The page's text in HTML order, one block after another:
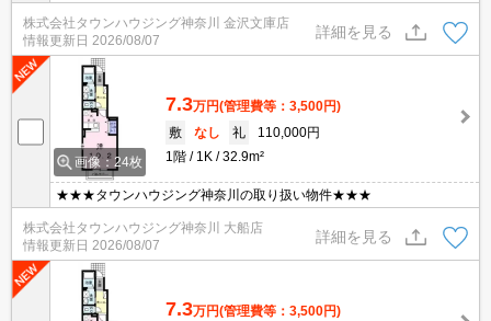
株式会社タウンハウジング神奈川 金沢文庫店
情報更新日 2026/08/07
詳細を見る
画像：24枚
7.3万円(管理費等：3,500円)
敷
なし 礼
110,000円
1階
1K 32.9m²
★★★タウンハウジング神奈川の取り扱い物件★★★
株式会社タウンハウジング神奈川 大船店
情報更新日 2026/08/07
詳細を見る
7.3万円(管理費等：3,500円)